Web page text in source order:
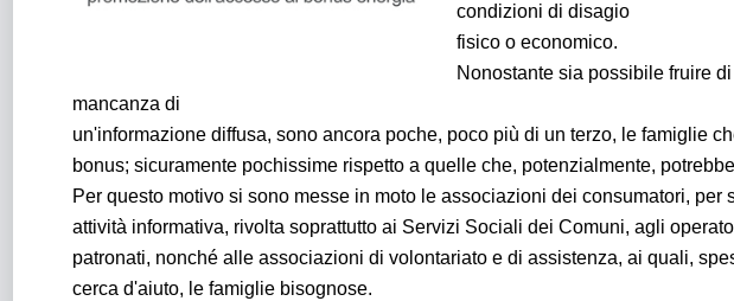
condizioni di disagio
fisico o economico.
Nonostante sia possibile fruire
mancanza di
un'informazione diffusa, sono ancora poche, poco più di un terzo, le famiglie
bonus; sicuramente pochissime rispetto a quelle che, potenzialmente,
Per questo motivo si sono messe in moto le associazioni dei consumatori, per
attività informativa, rivolta soprattutto ai Servizi Sociali dei Comuni, agli
patronati, nonché alle associazioni di volontariato e di assistenza, ai quali,
cerca d'aiuto, le famiglie bisognose.